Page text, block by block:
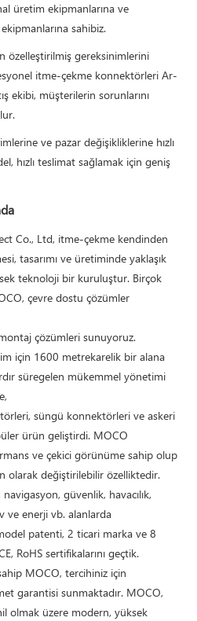
üretim ekipmanlarına ve
sahibiz.
özelleştirilmiş gereksinimlerini
itme-çekme konnektörleri Ar-
ekibi, müşterilerin sorunlarını
ve pazar değişikliklerine hızlı
hızlı teslimat sağlamak için geniş
Co., Ltd, itme-çekme kendinden
tasarımı ve üretiminde yaklaşık
teknoloji bir kuruluştur. Birçok
çevre dostu çözümler
çözümleri sunuyoruz.
için 1600 metrekarelik bir alana
süregelen mükemmel yönetimi
süngü konnektörleri ve askeri
ürün geliştirdi. MOCO
ve çekici görünüme sahip olup
olarak değiştirilebilir özelliktedir.
güvenlik, havacılık,
enerji vb. alanlarda
patenti, 2 ticari marka ve 8
RoHS sertifikalarını geçtik.
MOCO, tercihiniz için
garantisi sunmaktadır. MOCO,
olmak üzere modern, yüksek